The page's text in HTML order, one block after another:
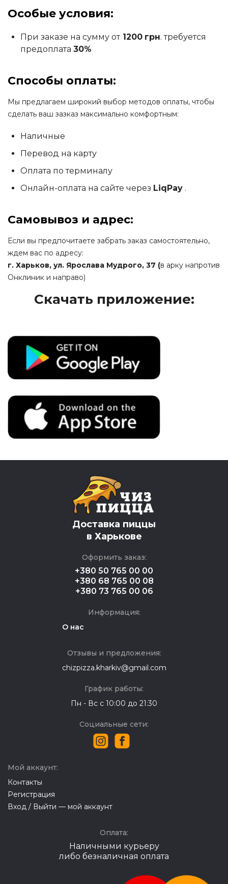
Особые условия:
При заказе на сумму от1200 грн. требуется
предоплата 30%
Способы оплаты:
Мы предлагаем широкий выбор методов оплаты, чтобы
сделать ваш зазказ максимально комфортным:
Наличные
Перевод на карту
Оплата по терминалу
Онлайн-оплата на сайте через LiqPay .
Самовывоз и адрес:
Если вы предпочитаете забрать заказ самостоятельно,
ждем вас по адресу:
г. Харьков, ул. Ярослава Мудрого, 37 (в арку напротив
Онклиник и направо)
Скачать приложение:
Доставка пиццы
в Харькове
Оформить заказ:
+380 50 765 00 00
+380 68 765 00 08
+380 73 765 00 06
Информация:
О нас
Отзывы и предложения:
chizpizza.kharkiv@gmail.com
График работы:
Пн - Вс с 10:00 до 21:30
Социальные сети:
Мой аккаунт:
Контакты
Регистрация
Вход / Выйти — мой аккаунт
Оплата:
Наличными курьеру
либо безналичная оплата